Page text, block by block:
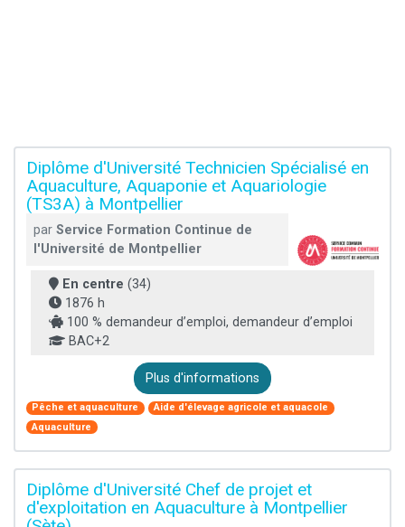
Diplôme d'Université Technicien Spécialisé en
Aquaculture, Aquaponie et Aquariologie
(TS3A) à Montpellier
par Service Formation Continue de
l'Université de Montpellier
En centre (34)
1876 h
100 % demandeur d’emploi, demandeur d’emploi
BAC+2
Plus d'informations
Pêche et aquaculture
Aide d'élevage agricole et aquacole
Aquaculture
Diplôme d'Université Chef de projet et
d'exploitation en Aquaculture à Montpellier